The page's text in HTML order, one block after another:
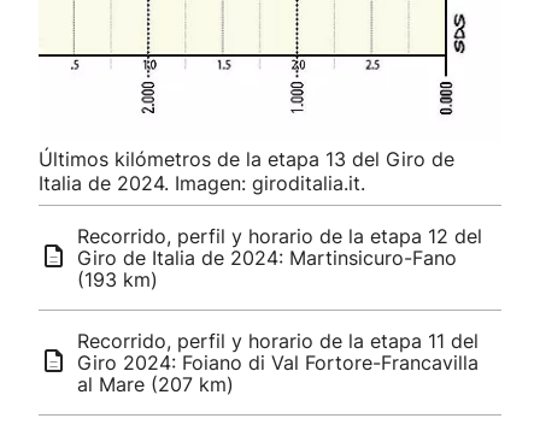
Últimos kilómetros de la etapa 13 del Giro de
Italia de 2024. Imagen: giroditalia.it.
Recorrido, perfil y horario de la etapa 12 del
Giro de Italia de 2024: Martinsicuro-Fano
(193 km)
Recorrido, perfil y horario de la etapa 11 del
Giro 2024: Foiano di Val Fortore-Francavilla
al Mare (207 km)